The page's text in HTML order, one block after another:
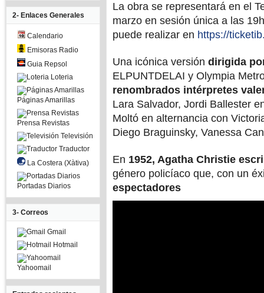
2- Enlaces Generales
Calendario
Emisoras Radio
Guia Repsol
Loteria
Páginas Amarillas
Prensa Revistas
Televisión
Traductor
La Costera (Xàtiva)
Portadas Diarios
3- Correos
Gmail
Hotmail
Yahoomail
La obra se representará en el
marzo en sesión única a las
puede realizar en https://
Una icónica versión dirigida
ELPUNTDELAI y Olympia
renombrados intérpretes
Lara Salvador, Jordi Ballester
Moltó en alternancia con
Diego Braguinsky, Vanessa
En 1952, Agatha Christie
género policíaco que, con un
espectadores